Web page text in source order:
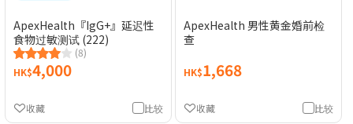
ApexHealth『IgG+』延迟性
食物过敏测试 (222)
(8)
HK$4,000
比较
收藏
ApexHealth 男性黄金婚前检
查
HK$1,668
比较
收藏